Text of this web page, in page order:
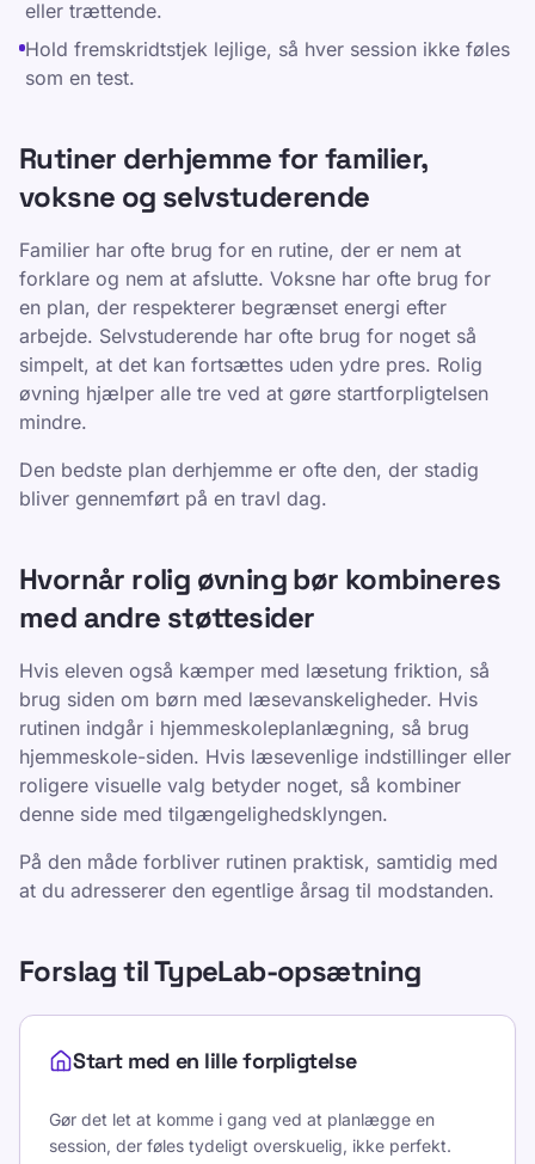
eller trættende.
Hold fremskridtstjek lejlige, så hver session ikke føles
som en test.
Rutiner derhjemme for familier,
voksne og selvstuderende
Familier har ofte brug for en rutine, der er nem at
forklare og nem at afslutte. Voksne har ofte brug for
en plan, der respekterer begrænset energi efter
arbejde. Selvstuderende har ofte brug for noget så
simpelt, at det kan fortsættes uden ydre pres. Rolig
øvning hjælper alle tre ved at gøre startforpligtelsen
mindre.
Den bedste plan derhjemme er ofte den, der stadig
bliver gennemført på en travl dag.
Hvornår rolig øvning bør kombineres
med andre støttesider
Hvis eleven også kæmper med læsetung friktion, så
brug siden om børn med læsevanskeligheder. Hvis
rutinen indgår i hjemmeskoleplanlægning, så brug
hjemmeskole-siden. Hvis læsevenlige indstillinger eller
roligere visuelle valg betyder noget, så kombiner
denne side med tilgængelighedsklyngen.
På den måde forbliver rutinen praktisk, samtidig med
at du adresserer den egentlige årsag til modstanden.
Forslag til TypeLab-opsætning
Start med en lille forpligtelse
Gør det let at komme i gang ved at planlægge en
session, der føles tydeligt overskuelig, ikke perfekt.